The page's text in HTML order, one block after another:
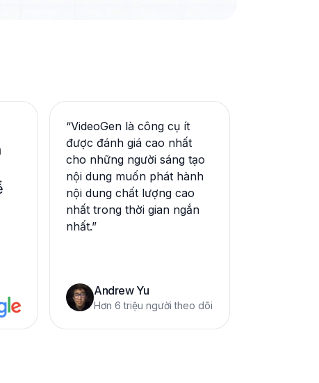
“VideoGen là công cụ ít
được đánh giá cao nhất
cho những người sáng tạo
nội dung muốn phát hành
nội dung chất lượng cao
nhất trong thời gian ngắn
nhất.”
Andrew Yu
Hơn 6 triệu người theo dõi